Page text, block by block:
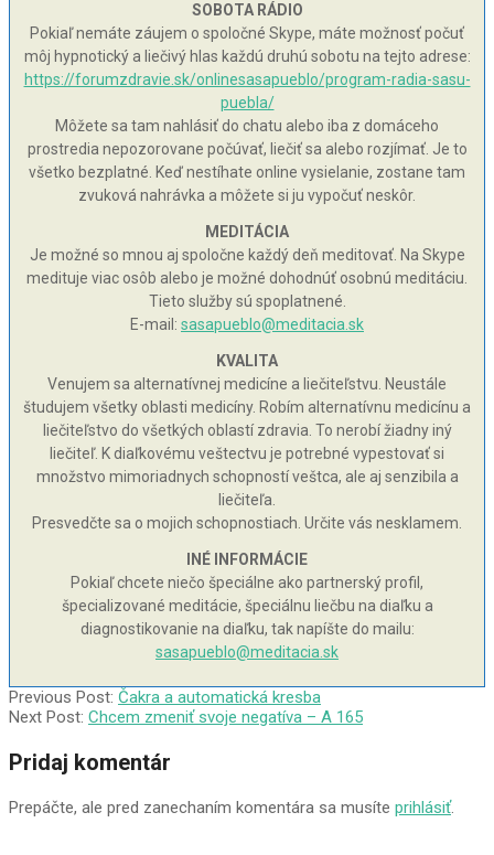
SOBOTA RÁDIO
Pokiaľ nemáte záujem o spoločné Skype, máte možnosť počuť
môj hypnotický a liečivý hlas každú druhú sobotu na tejto adrese:
https://forumzdravie.sk/onlinesasapueblo/program-radia-sasu-
puebla/
Môžete sa tam nahlásiť do chatu alebo iba z domáceho
prostredia nepozorovane počúvať, liečiť sa alebo rozjímať. Je to
všetko bezplatné. Keď nestíhate online vysielanie, zostane tam
zvuková nahrávka a môžete si ju vypočuť neskôr.
MEDITÁCIA
Je možné so mnou aj spoločne každý deň meditovať. Na Skype
medituje viac osôb alebo je možné dohodnúť osobnú meditáciu.
Tieto služby sú spoplatnené.
E-mail: sasapueblo@meditacia.sk
KVALITA
Venujem sa alternatívnej medicíne a liečiteľstvu. Neustále
študujem všetky oblasti medicíny. Robím alternatívnu medicínu a
liečiteľstvo do všetkých oblastí zdravia. To nerobí žiadny iný
liečiteľ. K diaľkovému veštectvu je potrebné vypestovať si
množstvo mimoriadnych schopností veštca, ale aj senzibila a
liečiteľa.
Presvedčte sa o mojich schopnostiach. Určite vás nesklamem.
INÉ INFORMÁCIE
Pokiaľ chcete niečo špeciálne ako partnerský profil,
špecializované meditácie, špeciálnu liečbu na diaľku a
diagnostikovanie na diaľku, tak napíšte do mailu:
sasapueblo@meditacia.sk
2004-
07-
Previous Post: Čakra a automatická kresba
Next Post: Chcem zmeniť svoje negatíva – A 165
Pridaj komentár
Prepáčte, ale pred zanechaním komentára sa musíte prihlásiť.